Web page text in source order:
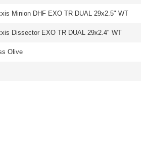
Minion DHF EXO TR DUAL 29x2.5" WT
Dissector EXO TR DUAL 29x2.4" WT
Olive